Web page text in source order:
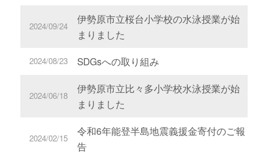
2024/09/24
伊勢原市立桜台小学校の水泳授業が始
まりました
2024/08/23 SDGsへの取り組み
2024/06/18
伊勢原市立比々多小学校水泳授業が始
まりました
2024/02/15
令和6年能登半島地震義援金寄付のご報
告